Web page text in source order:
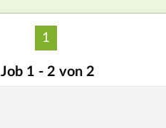
1
Job 1 - 2 von 2